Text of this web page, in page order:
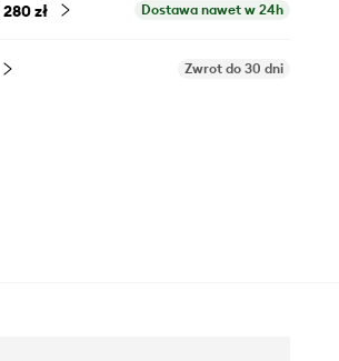
280 zł Dostawa nawet w 24h
Zwrot do 30 dni